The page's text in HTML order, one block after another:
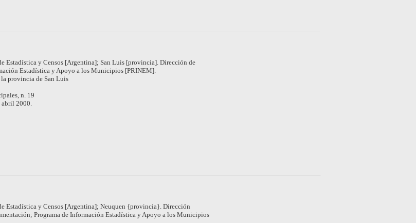
Estadística y Censos [Argentina]; San Luis [provincia]. Dirección de
Estadística y Apoyo a los Municipios [PRINEM].
provincia de San Luis
n. 19
abril 2000.
Estadística y Censos [Argentina]; Neuquen {provincia}. Dirección
Programa de Información Estadística y Apoyo a los Municipios